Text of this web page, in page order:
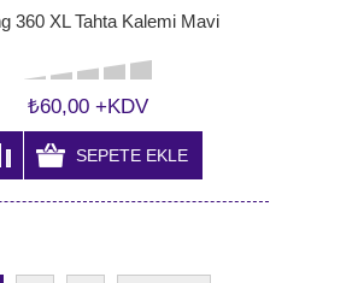
360 XL Tahta Kalemi Mavi
₺60,00 +KDV